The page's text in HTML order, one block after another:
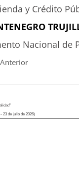
y Crédito
Nacional de
Anterior
23 de julio de 2026)